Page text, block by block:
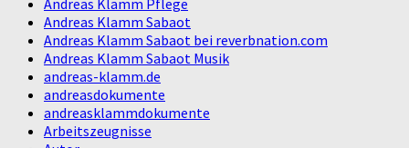
Andreas Klamm Sabaot
Andreas Klamm Sabaot bei reverbnation.com
Andreas Klamm Sabaot Musik
andreas-klamm.de
andreasdokumente
andreasklammdokumente
Arbeitszeugnisse